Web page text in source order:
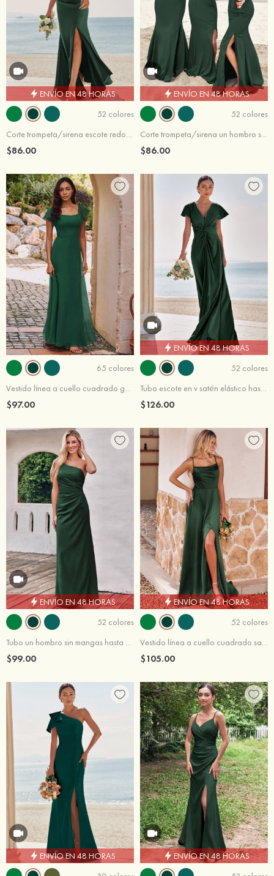
ENVÍO EN 48 HORAS
52 colores
Corte trompeta/sirena escote redondo sin mangas hasta el suelo satén elástico vestido de dama de honor
$86.00
ENVÍO EN 48 HORAS
52 colores
Corte trompeta/sirena un hombro satén elástico hasta el suelo vestido de dama de honor
$86.00
65 colores
Vestido línea a cuello cuadrado gasa hasta el suelo vestido de dama de honor
$97.00
ENVÍO EN 48 HORAS
52 colores
Tubo escote en v satén elástico hasta el suelo vestido de dama de honor
$126.00
ENVÍO EN 48 HORAS
52 colores
Tubo un hombro sin mangas hasta el suelo satén elástico vestido de dama de honor
$99.00
ENVÍO EN 48 HORAS
52 colores
Vestido línea a cuello cuadrado satén elástico hasta el suelo vestido de dama de honor
$105.00
ENVÍO EN 48 HORAS
ENVÍO EN 48 HORAS